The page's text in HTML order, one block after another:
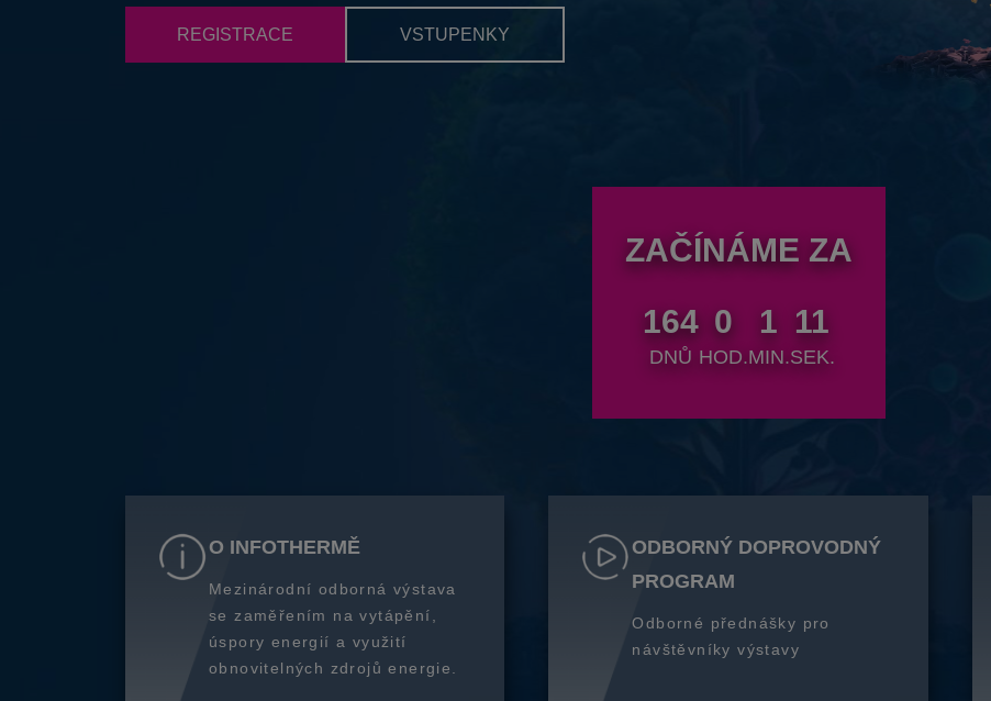
REGISTRACE VSTUPENKY
ZAČÍNÁME ZA
164
DNŮ
0
HOD.
1
MIN.
9
SEK.
O INFOTHERMĚ
Mezinárodní odborná výstava
se zaměřením na vytápění,
úspory energií a využití
obnovitelných zdrojů energie.
ODBORNÝ DOPROVODNÝ
PROGRAM
Odborné přednášky pro
návštěvníky výstavy